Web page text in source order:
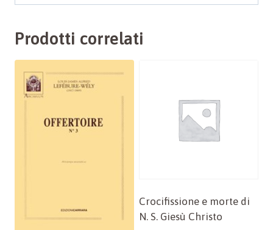
Prodotti correlati
Crocifissione e morte di
N. S. Giesù Christo